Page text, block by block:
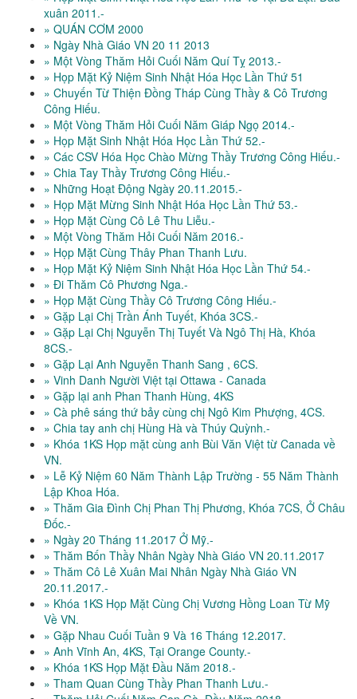
xuân 2011.-
» QUÁN CƠM 2000
» Ngày Nhà Giáo VN 20 11 2013
» Một Vòng Thăm Hỏi Cuối Năm Quí Tỵ 2013.-
» Họp Mặt Kỷ Niệm Sinh Nhật Hóa Học Lần Thứ 51
» Chuyến Từ Thiện Đồng Tháp Cùng Thầy & Cô Trương
Công Hiếu.
» Một Vòng Thăm Hỏi Cuối Năm Giáp Ngọ 2014.-
» Họp Mặt Sinh Nhật Hóa Học Lần Thứ 52.-
» Các CSV Hóa Học Chào Mừng Thầy Trương Công Hiếu.-
» Chia Tay Thầy Trương Công Hiếu.-
» Những Hoạt Động Ngày 20.11.2015.-
» Họp Mặt Mừng Sinh Nhật Hóa Học Lần Thứ 53.-
» Họp Mặt Cùng Cô Lê Thu Liễu.-
» Một Vòng Thăm Hỏi Cuối Năm 2016.-
» Họp Mặt Cùng Thây Phan Thanh Lưu.
» Họp Mặt Kỷ Niệm Sinh Nhật Hóa Học Lần Thứ 54.-
» Đi Thăm Cô Phương Nga.-
» Họp Mặt Cùng Thầy Cô Trương Công Hiếu.-
» Gặp Lại Chị Trần Ánh Tuyết, Khóa 3CS.-
» Gặp Lại Chị Nguyễn Thị Tuyết Và Ngô Thị Hà, Khóa
8CS.-
» Gặp Lại Anh Nguyễn Thanh Sang , 6CS.
» Vinh Danh Người Việt tại Ottawa - Canada
» Gặp lại anh Phan Thanh Hùng, 4KS
» Cà phê sáng thứ bảy cùng chị Ngô Kim Phượng, 4CS.
» Chia tay anh chị Hùng Hà và Thúy Quỳnh.-
» Khóa 1KS Họp mặt cùng anh Bùi Văn Việt từ Canada về
VN.
» Lễ Kỷ Niệm 60 Năm Thành Lập Trường - 55 Năm Thành
Lập Khoa Hóa.
» Thăm Gia Đình Chị Phan Thị Phương, Khóa 7CS, Ở Châu
Đốc.-
» Ngày 20 Tháng 11.2017 Ở Mỹ.-
» Thăm Bốn Thầy Nhân Ngày Nhà Giáo VN 20.11.2017
» Thăm Cô Lê Xuân Mai Nhân Ngày Nhà Giáo VN
20.11.2017.-
» Khóa 1KS Họp Mặt Cùng Chị Vương Hồng Loan Từ Mỹ
Về VN.
» Gặp Nhau Cuối Tuần 9 Và 16 Tháng 12.2017.
» Anh Vĩnh An, 4KS, Tại Orange County.-
» Khóa 1KS Họp Mặt Đầu Năm 2018.-
» Tham Quan Cùng Thầy Phan Thanh Lưu.-